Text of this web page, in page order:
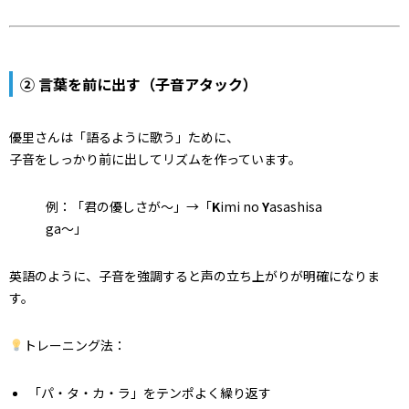
② 言葉を前に出す（子音アタック）
優里さんは「語るように歌う」ために、
子音をしっかり前に出してリズムを作っています。
例：「君の優しさが〜」→「Kimi no Yasashisa
ga〜」
英語のように、子音を強調すると声の立ち上がりが明確になりま
す。
トレーニング法：
「パ・タ・カ・ラ」をテンポよく繰り返す